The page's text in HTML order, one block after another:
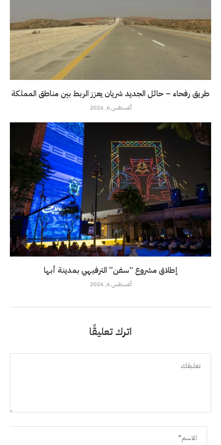
طريق رفحاء – حائل الجديد شريان يعزز الربط بين مناطق المملكة
أغسطس 6, 2026
إطلاق مشروع “سفن” الترفيهي بمدينة أبها
أغسطس 6, 2026
اترك تعليقًا